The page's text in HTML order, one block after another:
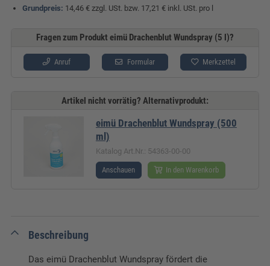
Grundpreis: 14,46 € zzgl. USt. bzw. 17,21 € inkl. USt. pro l
Fragen zum Produkt eimü Drachenblut Wundspray (5 l)?
Anruf Formular Merkzettel
Artikel nicht vorrätig? Alternativprodukt:
eimü Drachenblut Wundspray (500
ml)
Katalog Art.Nr.: 54363-00-00
Anschauen In den Warenkorb
Beschreibung
Das eimü Drachenblut Wundspray fördert die